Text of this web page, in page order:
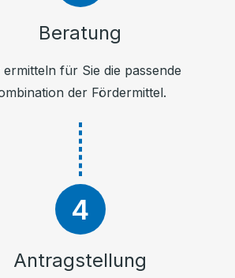
Beratung
ermitteln für Sie die passende
der Fördermittel.
Antragstellung